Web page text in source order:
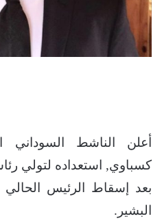
أعلن الناشط السوداني
كسباوي, استعداده لتولي
بعد إسقاط الرئيس
البشير.